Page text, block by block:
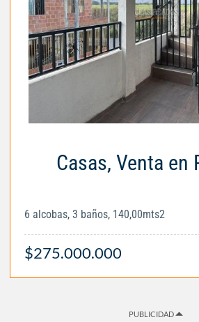
Casas, Venta en
6 alcobas, 3 baños, 140,00mts2
$275.000.000
PUBLICIDAD